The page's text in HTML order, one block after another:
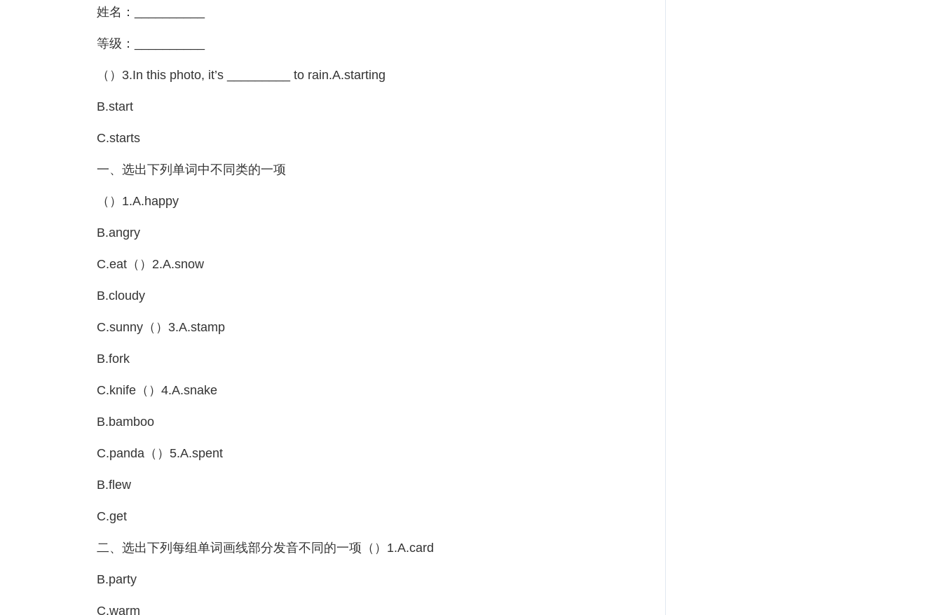
姓名：__________
等级：__________
（）3.In this photo, it’s _________ to rain.A.starting
B.start
C.starts
一、选出下列单词中不同类的一项
（）1.A.happy
B.angry
C.eat（）2.A.snow
B.cloudy
C.sunny（）3.A.stamp
B.fork
C.knife（）4.A.snake
B.bamboo
C.panda（）5.A.spent
B.flew
C.get
二、选出下列每组单词画线部分发音不同的一项（）1.A.card
B.party
C.warm